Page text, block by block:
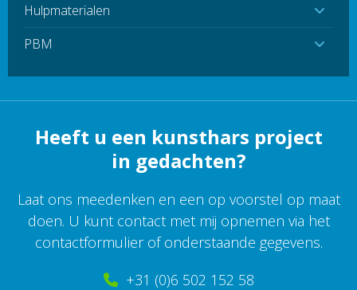
Hulpmaterialen
PBM
Heeft u een kunsthars project
in gedachten?
Laat ons meedenken en een op voorstel op maat
doen. U kunt contact met mij opnemen via het
contactformulier of onderstaande gegevens.
+31 (0)6 502 152 58